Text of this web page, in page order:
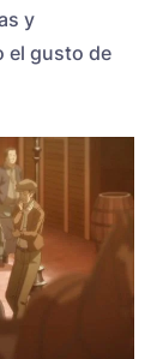
y
el gusto de